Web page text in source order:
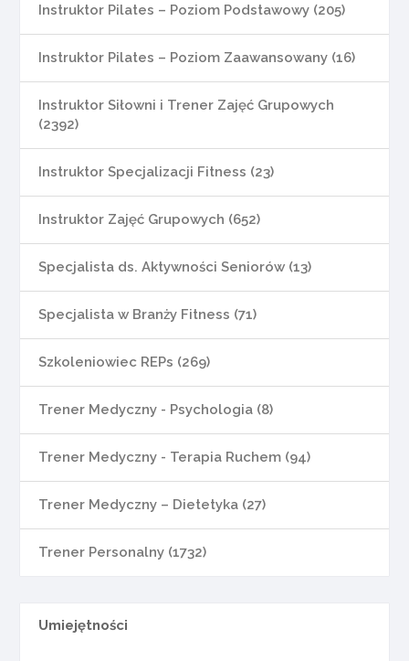
Instruktor Pilates – Poziom Podstawowy (205)
Instruktor Pilates – Poziom Zaawansowany (16)
Instruktor Siłowni i Trener Zajęć Grupowych
(2392)
Instruktor Specjalizacji Fitness (23)
Instruktor Zajęć Grupowych (652)
Specjalista ds. Aktywności Seniorów (13)
Specjalista w Branży Fitness (71)
Szkoleniowiec REPs (269)
Trener Medyczny - Psychologia (8)
Trener Medyczny - Terapia Ruchem (94)
Trener Medyczny – Dietetyka (27)
Trener Personalny (1732)
Umiejętności